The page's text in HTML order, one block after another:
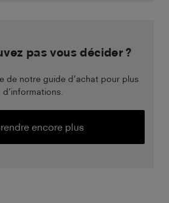
pas vous décider ?
de notre guide d’achat pour plus
d’informations.
encore plus